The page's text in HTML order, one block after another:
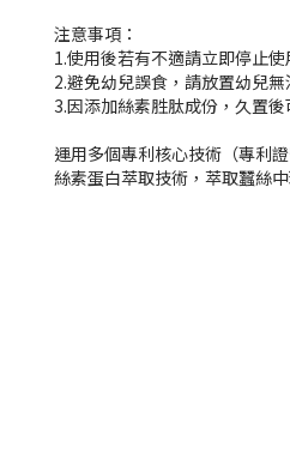
注意事項：
1.使用後若有不適請立即停止
2.避免幼兒誤食，請放置幼兒無
3.因添加絲素胜肽成份，久置
運用多個專利核心技術（專利證
絲素蛋白萃取技術，萃取蠶絲